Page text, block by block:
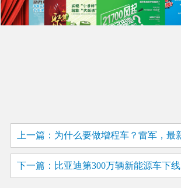
上一篇：为什么要做增程车？雷军，最
下一篇：比亚迪第300万辆新能源车下